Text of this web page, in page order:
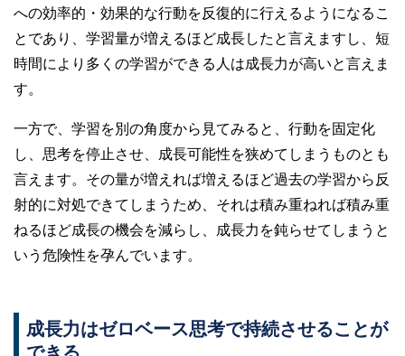
への効率的・効果的な行動を反復的に行えるようになるこ
とであり、学習量が増えるほど成長したと言えますし、短
時間により多くの学習ができる人は成長力が高いと言えま
す。
一方で、学習を別の角度から見てみると、行動を固定化
し、思考を停止させ、成長可能性を狭めてしまうものとも
言えます。その量が増えれば増えるほど過去の学習から反
射的に対処できてしまうため、それは積み重ねれば積み重
ねるほど成長の機会を減らし、成長力を鈍らせてしまうと
いう危険性を孕んでいます。
成長力はゼロベース思考で持続させることが
できる